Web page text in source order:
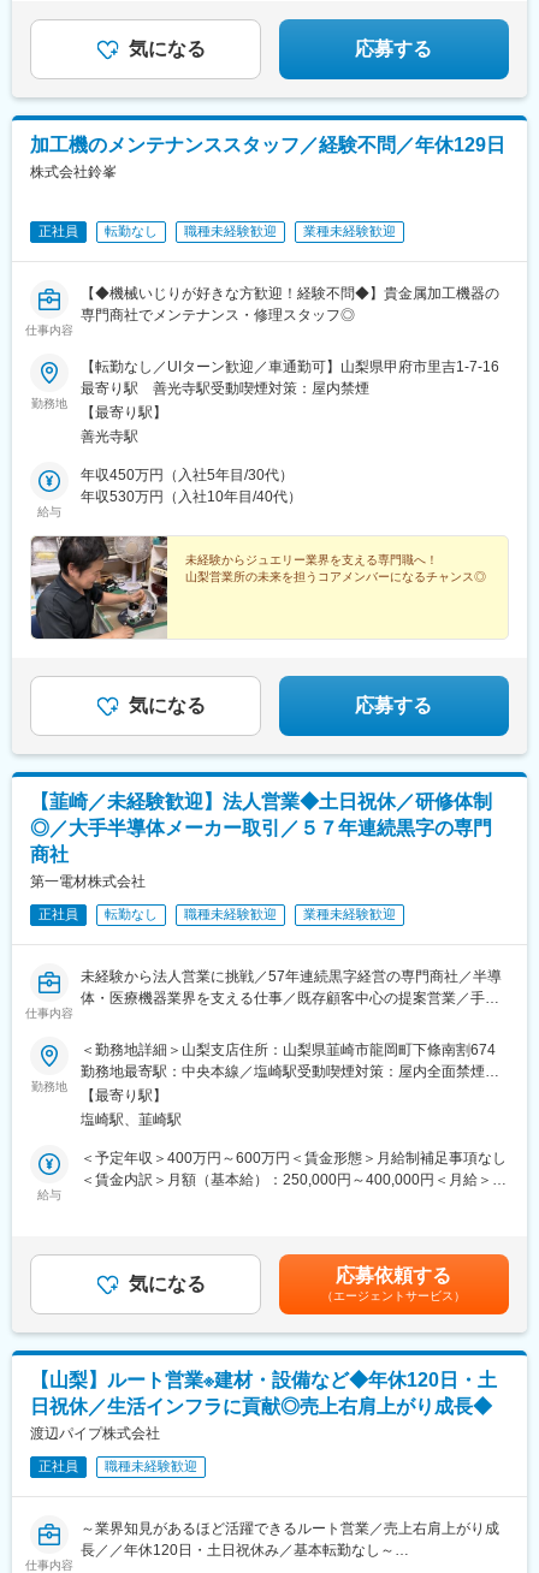
気になる 応募する
加工機のメンテナンススタッフ／経験不問／年休129日
株式会社鈴峯
正社員 転勤なし 職種未経験歓迎 業種未経験歓迎
仕事内容
【◆機械いじりが好きな方歓迎！経験不問◆】貴金属加工機器の
専門商社でメンテナンス・修理スタッフ◎
勤務地
【転勤なし／UIターン歓迎／車通勤可】山梨県甲府市里吉1-7-16
最寄り駅 善光寺駅受動喫煙対策：屋内禁煙
【最寄り駅】
善光寺駅
給与
年収450万円（入社5年目/30代）
年収530万円（入社10年目/40代）
未経験からジュエリー業界を支える専門職へ！
山梨営業所の未来を担うコアメンバーになるチャンス◎
気になる 応募する
【韮崎／未経験歓迎】法人営業◆土日祝休／研修体制
◎／大手半導体メーカー取引／５７年連続黒字の専門
商社
第一電材株式会社
正社員 転勤なし 職種未経験歓迎 業種未経験歓迎
仕事内容
未経験から法人営業に挑戦／57年連続黒字経営の専門商社／半導
体・医療機器業界を支える仕事／既存顧客中心の提案営業／手厚
■業務内容：
日本を代表する半導体製造装置メーカーや医療機器メーカーを中
心とした企業様に各企業の装置にあわせたオーダーメイドケーブ
ルをご提案し、納品する提案型ソリューション営業を行って頂き
ます。※既存中心で、新規は既存顧客からのご紹介のため、テレア
ポや飛び込みは一切無し
■入社後：
ために1年ほど物流業務を担当。その後、事務作業として、同社販
売管理システムを使用しての受発注管理、納期管理を実施。半年
～1年後、営業担当になります。
20代
※仲が良く風通しの良い雰囲気
※加工工場が併設：製造担当と営業担当の距離が近く、密なコミュ
■評価：
績以外にもチームへの貢献度や業務に対する姿勢、努力を評価
勤務地
＜勤務地詳細＞山梨支店住所：山梨県韮崎市龍岡町下條南割674
勤務地最寄駅：中央本線／塩崎駅受動喫煙対策：屋内全面禁煙変
更の範囲：無
【最寄り駅】
塩崎駅、韮崎駅
給与
＜予定年収＞400万円～600万円＜賃金形態＞月給制補足事項なし
＜賃金内訳＞月額（基本給）：250,000円～400,000円＜月給＞
給となります。2年目以降は4～5か月程の支給となります。賃金
はあくまでも目安の金額であり、選考を通じて上下する可能性が
あります。月給(月額)は固定手当を含めた表記です。
気になる 応募依頼する
（エージェントサービス）
【山梨】ルート営業※建材・設備など◆年休120日・土
日祝休／生活インフラに貢献◎売上右肩上がり成長◆
渡辺パイプ株式会社
正社員 職種未経験歓迎
仕事内容
～業界知見があるほど活躍できるルート営業／売上右肩上がり成
長／／年休120日・土日祝休み／基本転勤なし～